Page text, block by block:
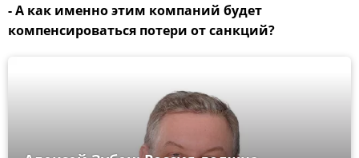
- А как именно этим компаний будет
компенсироваться потери от санкций?